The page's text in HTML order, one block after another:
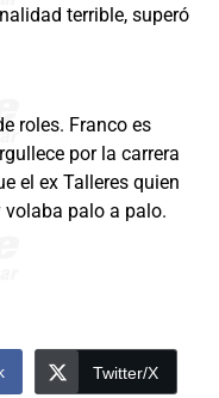
terrible, superó
roles. Franco es
por la carrera
el ex Talleres quien
volaba palo a palo.
Twitter/X